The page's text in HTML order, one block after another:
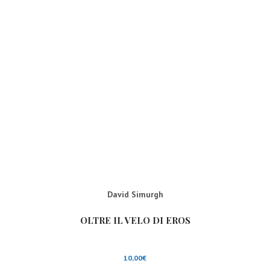
David Simurgh
OLTRE IL VELO DI EROS
10,00€